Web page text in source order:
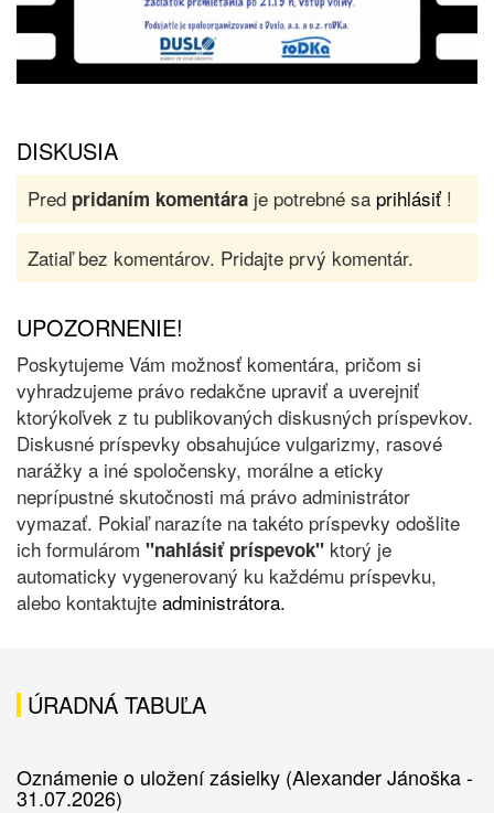
DISKUSIA
Pred pridaním komentára je potrebné sa prihlásiť!
Zatiaľ bez komentárov. Pridajte prvý komentár.
UPOZORNENIE!
Poskytujeme Vám možnosť komentára, pričom si
vyhradzujeme právo redakčne upraviť a uverejniť
ktorýkoľvek z tu publikovaných diskusných príspevkov.
Diskusné príspevky obsahujúce vulgarizmy, rasové
narážky a iné spoločensky, morálne a eticky
neprípustné skutočnosti má právo administrátor
vymazať. Pokiaľ narazíte na takéto príspevky odošlite
ich formulárom "nahlásiť príspevok" ktorý je
automaticky vygenerovaný ku každému príspevku,
alebo kontaktujte administrátora.
ÚRADNÁ TABUĽA
Oznámenie o uložení zásielky (Alexander Jánoška -
31.07.2026)